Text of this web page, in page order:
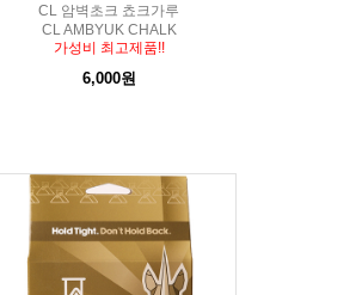
CL 암벽초크 쵸크가루
CL AMBYUK CHALK
가성비 최고제품!!
6,000원